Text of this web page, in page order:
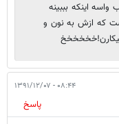
واسه اینکه بببینه
که ازش به نون و
۰۸:۴۴ - ۱۳۹۱/۱۲/۰۷
پاسخ